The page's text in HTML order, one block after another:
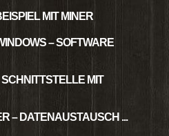
MIT MINER
– SOFTWARE
MIT
– DATENAUSTAUSCH ...